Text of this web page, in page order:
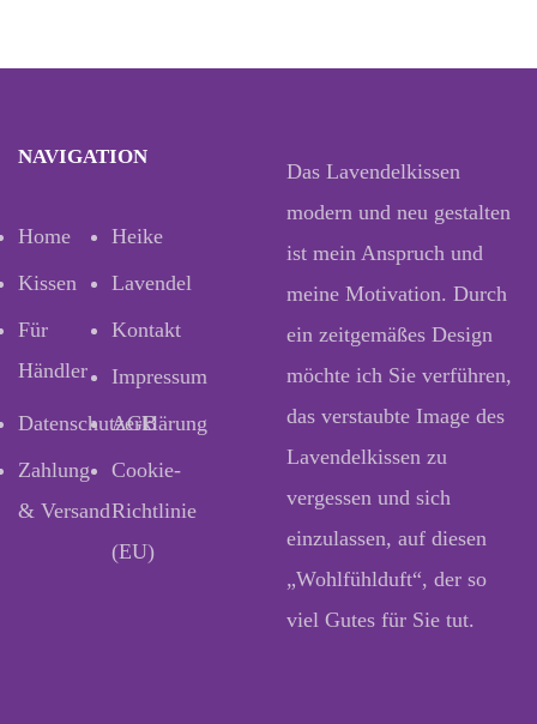
NAVIGATION
Home
Heike
Kissen
Lavendel
Für
Händler
Kontakt
Impressum
Datenschutzerklärung
AGB
Zahlung
& Versand
Cookie-
Richtlinie
(EU)
Das Lavendelkissen
modern und neu gestalten
ist mein Anspruch und
meine Motivation. Durch
ein zeitgemäßes Design
möchte ich Sie verführen,
das verstaubte Image des
Lavendelkissen zu
vergessen und sich
einzulassen, auf diesen
„Wohlfühlduft“, der so
viel Gutes für Sie tut.